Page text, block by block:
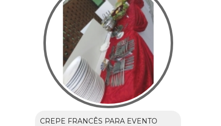
CREPE FRANCÊS PARA EVENTO